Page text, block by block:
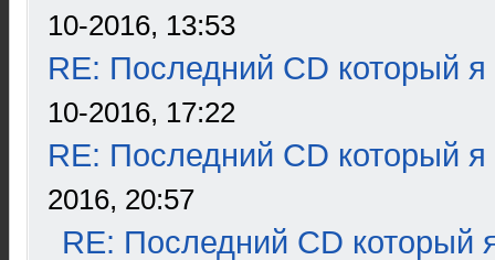
10-2016, 13:53
RE: Последний CD который я
10-2016, 17:22
RE: Последний CD который я
2016, 20:57
RE: Последний CD который